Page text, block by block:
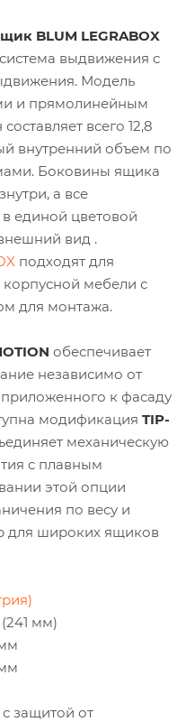
BLUM LEGRABOX
выдвижения с
Модель
и прямолинейным
всего 12,8
внутренний объем по
Боковины ящика
а все
единой цветовой
вид .
подходят для
мебели с
для монтажа.
обеспечивает
независимо от
к фасаду
модификация TIP-
механическую
с плавным
этой опции
по весу и
для широких ящиков
(241 мм)
защитой от